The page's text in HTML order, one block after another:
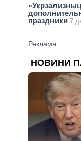
праздники 7